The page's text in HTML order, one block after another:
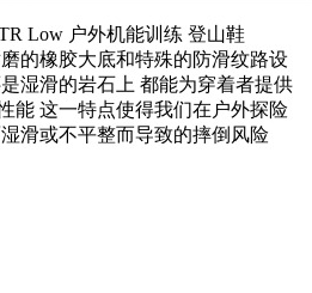
Low 户外机能训练 登山鞋
的橡胶大底和特殊的防滑纹路设
湿滑的岩石上 都能为穿着者提供
能 这一特点使得我们在户外探险
滑或不平整而导致的摔倒风险